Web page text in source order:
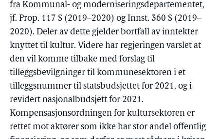
fra Kommunal- og moderniseringsdepartementet,
jf. Prop. 117 S (2019–2020) og Innst. 360 S (2019–
2020). Deler av dette gjelder bortfall av inntekter
knyttet til kultur. Videre har regjeringen varslet at
den vil komme tilbake med forslag til
tilleggsbevilgninger til kommunesektoren i et
tilleggsnummer til statsbudsjettet for 2021, og i
revidert nasjonalbudsjett for 2021.
Kompensasjonsordningen for kultursektoren er
rettet mot aktører som ikke har stor andel offentlig